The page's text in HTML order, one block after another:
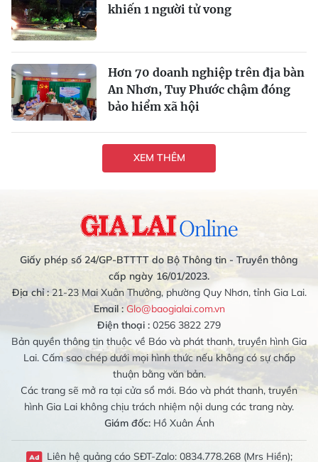
khiến 1 người tử vong
Hơn 70 doanh nghiệp trên địa bàn
An Nhơn, Tuy Phước chậm đóng
bảo hiểm xã hội
XEM THÊM
Giấy phép số 24/GP-BTTTT do Bộ Thông tin - Truyền thông
cấp ngày 16/01/2023.
Địa chỉ :21-23 Mai Xuân Thưởng, phường Quy Nhơn, tỉnh Gia Lai.
Email : Glo@baogialai.com.vn
Điện thoại : 0256 3822 279
Bản quyền thông tin thuộc về Báo và phát thanh, truyền hình Gia
Lai. Cấm sao chép dưới mọi hình thức nếu không có sự chấp
thuận bằng văn bản.
Các trang sẽ mở ra tại cửa sổ mới. Báo và phát thanh, truyền
hình Gia Lai không chịu trách nhiệm nội dung các trang này.
Giám đốc:Hồ Xuân Ánh
Liên hệ quảng cáo SĐT-Zalo: 0834.778.268 (Mrs Hiền);